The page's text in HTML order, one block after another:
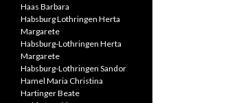
Haas Barbara
Habsburg Lothringen Herta
Margarete
Habsburg-Lothringen Herta
Margarete
Habsburg-Lothringen Sandor
Hamel Maria Christina
Hartinger Beate